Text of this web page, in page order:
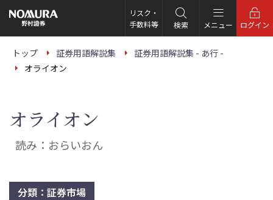
の
ー
リスク・
手数料等
検索 メニュー ログイン
トップ 証券用語解説集
証券用語解説集 - あ行 -
オライオン
オライオン
読み：おらいおん
分類：証券市場